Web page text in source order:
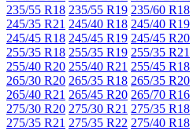
235/55 R18 235/55 R19 235/60 R18
245/35 R21 245/40 R18 245/40 R19
245/45 R18 245/45 R19 245/45 R20
255/35 R18 255/35 R19 255/35 R21
255/40 R20 255/40 R21 255/45 R18
265/30 R20 265/35 R18 265/35 R20
265/40 R21 265/45 R20 265/70 R16
275/30 R20 275/30 R21 275/35 R18
275/35 R21 275/35 R22 275/40 R18